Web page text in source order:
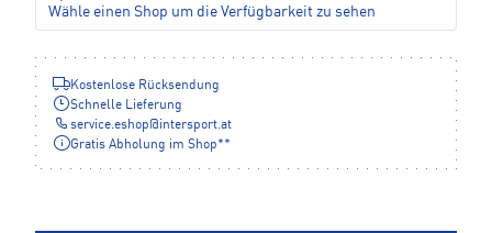
Wähle einen Shop um die Verfügbarkeit zu sehen
Kostenlose Rücksendung
Schnelle Lieferung
service.eshop@intersport.at
Gratis Abholung im Shop**